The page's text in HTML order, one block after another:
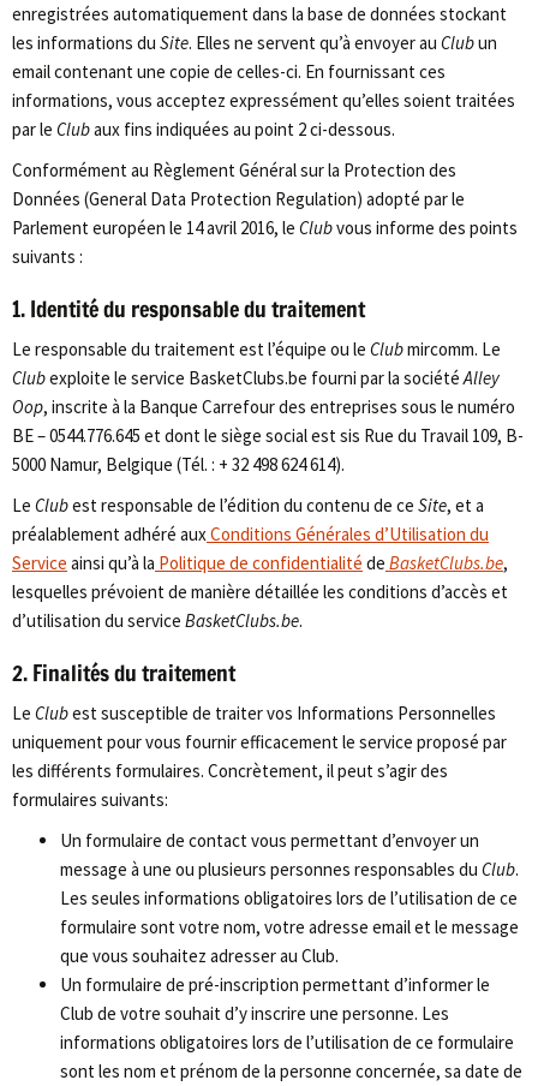
enregistrées automatiquement dans la base de données stockant
les informations du Site. Elles ne servent qu’à envoyer au Clubun
email contenant une copie de celles-ci. En fournissant ces
informations, vous acceptez expressément qu’elles soient traitées
par le Clubaux fins indiquées au point 2 ci-dessous.
Conformément au Règlement Général sur la Protection des
Données (General Data Protection Regulation) adopté par le
Parlement européen le 14 avril 2016, le Clubvous informe des points
suivants :
1. Identité du responsable du traitement
Le responsable du traitement est l’équipe ou le Clubmircomm. Le
Clubexploite le service BasketClubs.be fourni par la sociétéAlley
Oop, inscrite à la Banque Carrefour des entreprises sous le numéro
BE – 0544.776.645 et dont le siège social est sis Rue du Travail 109, B-
5000 Namur, Belgique (Tél. : + 32 498 624 614).
Le Clubest responsable de l’édition du contenu de ce Site, et a
préalablement adhéré auxConditions Générales d’Utilisation du
Service ainsi qu’à la Politique de confidentialité de BasketClubs.be,
lesquelles prévoient de manière détaillée les conditions d’accès et
d’utilisation du service BasketClubs.be.
2. Finalités du traitement
Le Clubest susceptible de traiter vos Informations Personnelles
uniquement pour vous fournir efficacement le service proposé par
les différents formulaires. Concrètement, il peut s’agir des
formulaires suivants:
Un formulaire de contact vous permettant d’envoyer un
message à une ou plusieurs personnes responsables du Club.
Les seules informations obligatoires lors de l’utilisation de ce
formulaire sont votre nom, votre adresse email et le message
que vous souhaitez adresser au Club.
Un formulaire de pré-inscription permettant d’informer le
Club de votre souhait d’y inscrire une personne. Les
informations obligatoires lors de l’utilisation de ce formulaire
sont les nom et prénom de la personne concernée, sa date de